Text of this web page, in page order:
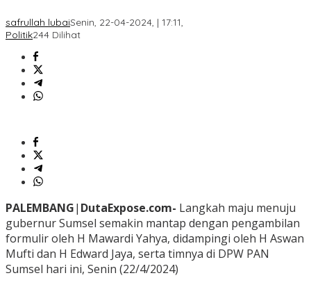
safrullah lubaiSenin, 22-04-2024, | 17:11,
Politik244 Dilihat
PALEMBANG| DutaExpose.com- Langkah maju menuju
gubernur Sumsel semakin mantap dengan pengambilan
formulir oleh H Mawardi Yahya, didampingi oleh H Aswan
Mufti dan H Edward Jaya, serta timnya di DPW PAN
Sumsel hari ini, Senin (22/4/2024)